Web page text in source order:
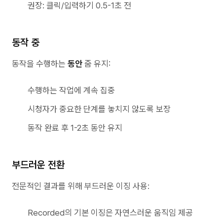
권장: 클릭/입력하기 0.5-1초 전
동작 중
동작을 수행하는 동안 줌 유지:
수행하는 작업에 계속 집중
시청자가 중요한 단계를 놓치지 않도록 보장
동작 완료 후 1-2초 동안 유지
부드러운 전환
전문적인 결과를 위해 부드러운 이징 사용:
Recorded의 기본 이징은 자연스러운 움직임 제공